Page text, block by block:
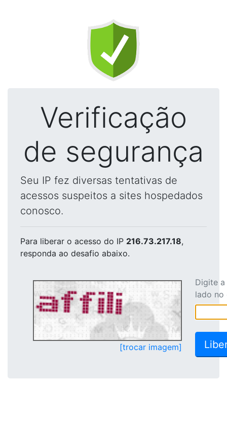
Verificação
de segurança
Seu IP fez diversas tentativas de
acessos suspeitos a sites hospedados
conosco.
Para liberar o acesso do IP 216.73.217.18,
responda ao desafio abaixo.
[trocar imagem]
Digite
lado no